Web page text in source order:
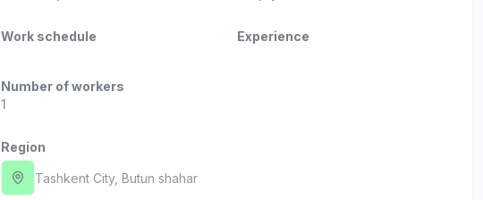
Work schedule Experience
Number of workers
1
Region
Tashkent City, Butun shahar